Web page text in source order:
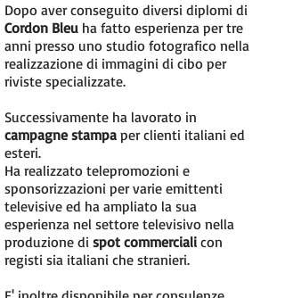
Dopo aver conseguito diversi diplomi di
Cordon Bleu ha fatto esperienza per tre
anni presso uno studio fotografico nella
realizzazione di immagini di cibo per
riviste specializzate.
Successivamente ha lavorato in
campagne stampa per clienti italiani ed
esteri.
Ha realizzato telepromozioni e
sponsorizzazioni per varie emittenti
televisive ed ha ampliato la sua
esperienza nel settore televisivo nella
produzione di spot commerciali con
registi sia italiani che stranieri.